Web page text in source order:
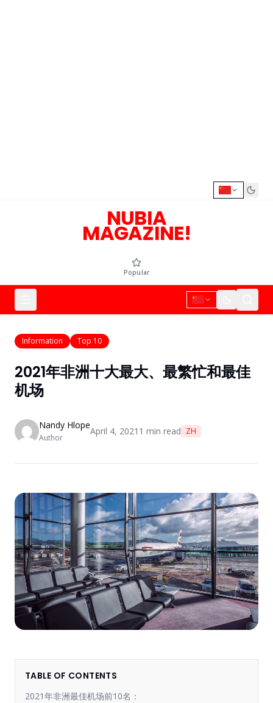
NUBIA
MAGAZINE!
Popular
Information Top 10
2021年非洲十大最大、最繁忙和最佳
机场
Nandy Hlope
Author
April 4, 2021 1 min read ZH
TABLE OF CONTENTS
2021年非洲最佳机场前10名：